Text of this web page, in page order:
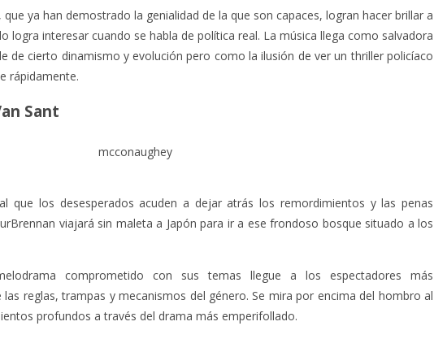
, que ya han demostrado la genialidad de la que son capaces, logran hacer brillar a
logra interesar cuando se habla de política real. La música llega como salvadora
de cierto dinamismo y evolución pero como la ilusión de ver un thriller policíaco
rápidamente.
Sant
que los desesperados acuden a dejar atrás los remordimientos y las penas
viajará sin maleta a Japón para ir a ese frondoso bosque situado a los
comprometido con sus temas llegue a los espectadores más
reglas, trampas y mecanismos del género. Se mira por encima del hombro al
profundos a través del drama más emperifollado.